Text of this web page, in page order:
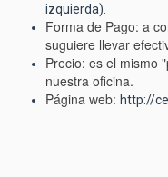
izquierda).
Forma de Pago: a
suguiere llevar
Precio: es el mismo
nuestra oficina.
Página web: http://